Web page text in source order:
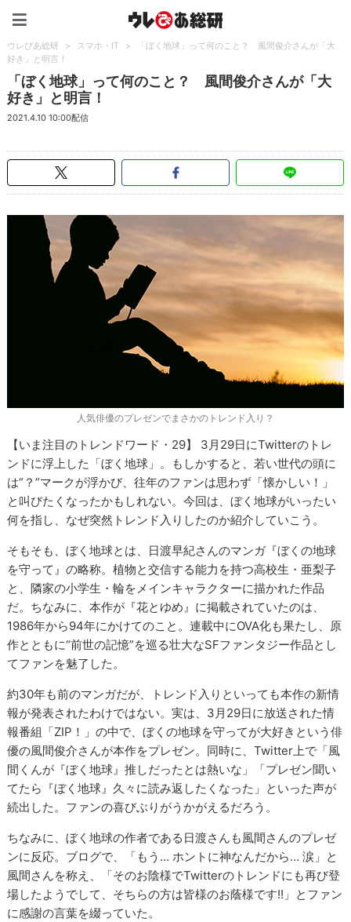
ウレぴあ総研 > スマホ・IT >
「ぼく地球」って何のこと？ 風間俊介さんが「大
好き」と明言！
「ぼく地球」って何のこと？ 風間俊介さんが「大
好き」と明言！
2021.4.10 10:00配信
人気俳優のプレゼンでまさかのトレンド入り？
【いま注目のトレンドワード・29】 3月29日にTwitterのトレ
ンドに浮上した「ぼく地球」。もしかすると、若い世代の頭に
は“？”マークが浮かび、往年のファンは思わず「懐かしい！」
と叫びたくなったかもしれない。今回は、ぼく地球がいったい
何を指し、なぜ突然トレンド入りしたのか紹介していこう。
そもそも、ぼく地球とは、日渡早紀さんのマンガ『ぼくの地球
を守って』の略称。植物と交信する能力を持つ高校生・亜梨子
と、隣家の小学生・輪をメインキャラクターに描かれた作品
だ。ちなみに、本作が『花とゆめ』に掲載されていたのは、
1986年から94年にかけてのこと。連載中にOVA化も果たし、原
作とともに“前世の記憶”を巡る壮大なSFファンタジー作品とし
てファンを魅了した。
約30年も前のマンガだが、トレンド入りといっても本作の新情
報が発表されたわけではない。実は、3月29日に放送された情
報番組「ZIP！」の中で、ぼくの地球を守ってが大好きという俳
優の風間俊介さんが本作をプレゼン。同時に、Twitter上で「風
間くんが『ぼく地球』推しだったとは熱いな」「プレゼン聞い
てたら『ぼく地球』久々に読み返したくなった」といった声が
続出した。ファンの喜びぶりがうかがえるだろう。
ちなみに、ぼく地球の作者である日渡さんも風間さんのプレゼ
ンに反応。ブログで、「もう… ホントに神なんだから… 涙」と
風間さんを称え、「そのお陰様でTwitterのトレンドにも再び登
場したようでして、そちらの方は皆様のお蔭様です!!」とファン
に感謝の言葉を綴っていた。